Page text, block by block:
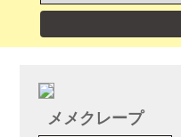
メメクレープ